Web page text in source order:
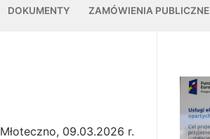
DOKUMENTY ZAMÓWIENIA PUBLICZNE
Młoteczno, 09.03.2026 r.